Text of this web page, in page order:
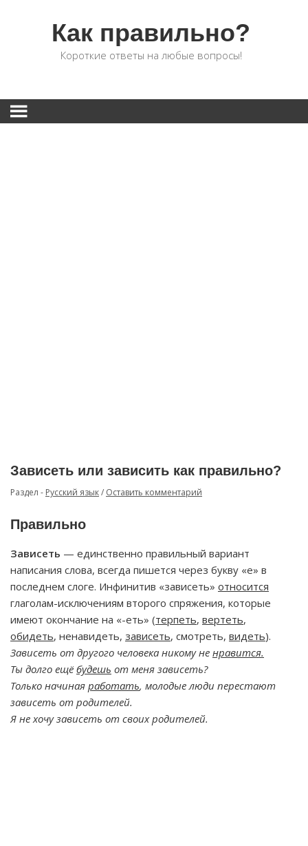
Как правильно?
Короткие ответы на любые вопросы!
Зависеть или зависить как правильно?
Раздел - Русский язык/ Оставить комментарий
Правильно
Зависеть — единственно правильный вариант
написания слова, всегда пишется через букву «е» в
последнем слоге. Инфинитив «зависеть» относится
глаголам-исключениям второго спряжения, которые
имеют окончание на «-еть» (терпеть, вертеть,
обидеть, ненавидеть, зависеть, смотреть, видеть).
Зависеть от другого человека никому не нравится.
Ты долго ещё будешь от меня зависеть?
Только начиная работать, молодые люди перестают
зависеть от родителей.
Я не хочу зависеть от своихродителей.